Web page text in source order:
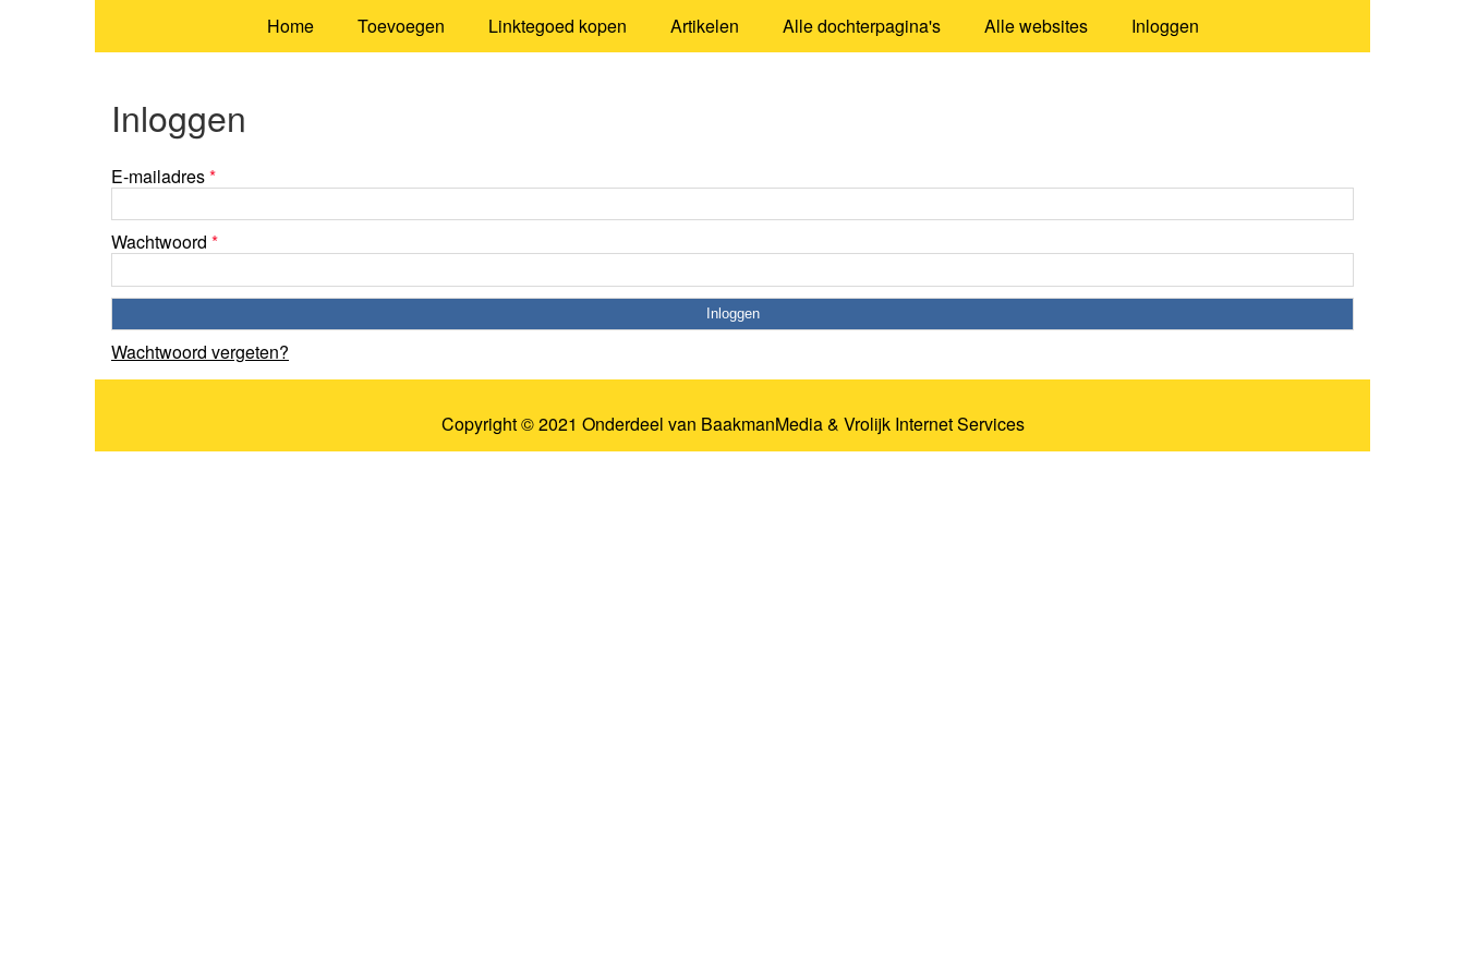
Home Toevoegen Linktegoed kopen Artikelen Alle dochterpagina's Alle websites Inloggen
Inloggen
E-mailadres*
Wachtwoord *
Wachtwoord vergeten?
Copyright © 2021 Onderdeel van BaakmanMedia& Vrolijk Internet Services